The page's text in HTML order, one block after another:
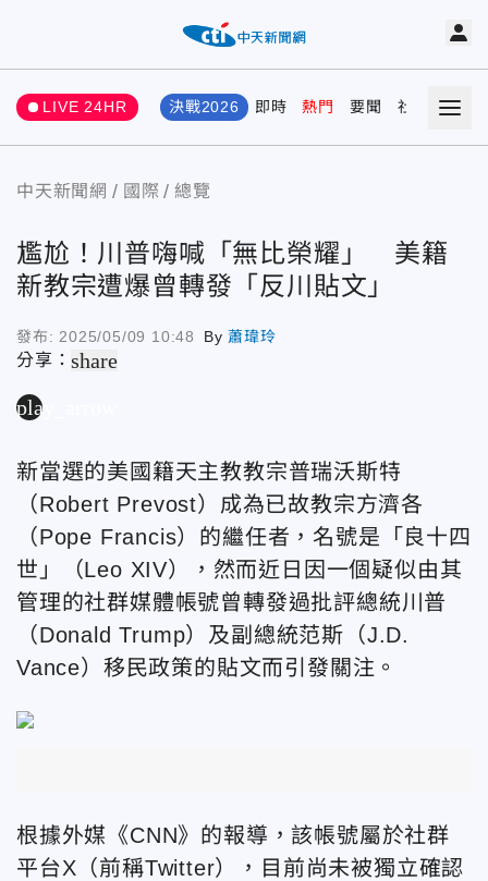
LIVE 24HR 決戰2026 即時 熱門 要聞 社會 娛樂
中天新聞網 國際 總覽
尷尬！川普嗨喊「無比榮耀」 美籍
新教宗遭爆曾轉發「反川貼文」
發布: 2025/05/09 10:48 By蕭瑋玲
分享：share
play_arrow
新當選的美國籍天主教教宗普瑞沃斯特
（Robert Prevost）成為已故教宗方濟各
（Pope Francis）的繼任者，名號是「良十四
世」（Leo XIV），然而近日因一個疑似由其
管理的社群媒體帳號曾轉發過批評總統川普
（Donald Trump）及副總統范斯（J.D.
Vance）移民政策的貼文而引發關注。
根據外媒《CNN》的報導，該帳號屬於社群
平台X（前稱Twitter），目前尚未被獨立確認